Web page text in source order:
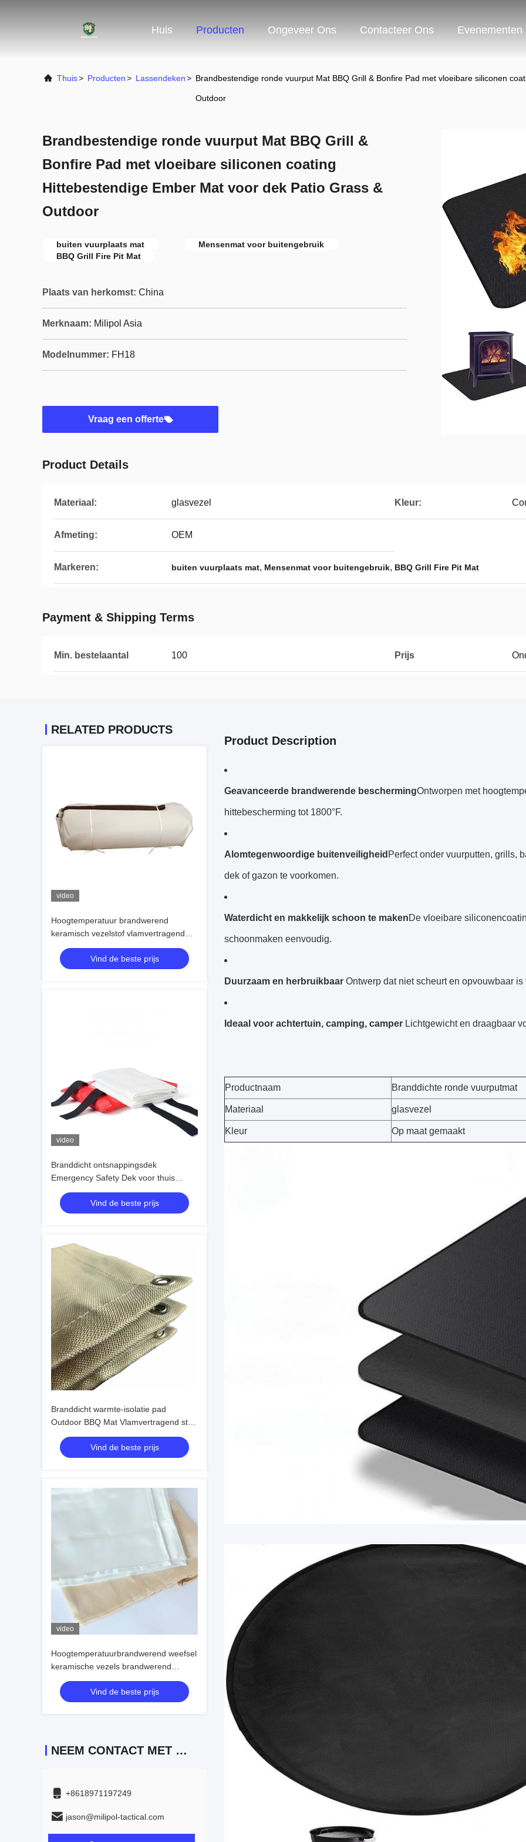
Huis Producten Ongeveer Ons Contacteer Ons Evenementen
Thuis> Producten> Lassendeken> Brandbestendige ronde vuurput Mat BBQ Grill & Bonfire Pad met vloeibare siliconen
Outdoor
Brandbestendige ronde vuurput Mat BBQ Grill &
Bonfire Pad met vloeibare siliconen coating
Hittebestendige Ember Mat voor dek Patio Grass &
Outdoor
buiten vuurplaats mat
Mensenmat voor buitengebruik
BBQ Grill Fire Pit Mat
Plaats van herkomst: China
Merknaam: Milipol Asia
Modelnummer: FH18
Vraag een offerte
Product Details
Materiaal: glasvezel Kleur:
Afmeting: OEM
Markeren: buiten vuurplaats mat, Mensenmat voor buitengebruik, BBQ Grill Fire Pit Mat
Payment & Shipping Terms
Min. bestelaantal 100 Prijs
RELATED PRODUCTS
video
Hoogtemperatuur brandwerend
keramisch vezelstof vlamvertragend
Automobiel branddek groothandel
Vind de beste prijs
video
Branddicht ontsnappingsdek
Emergency Safety Dek voor thuis
Keuken Brandredding Duurzaam
Huishoudelijk Eigendomsbeheer
Zelfreddingsmiddelen
Vind de beste prijs
Branddicht warmte-isolatie pad
Outdoor BBQ Mat Vlamvertragend stof
Kom vloer mat brandblussend deken
Vind de beste prijs
video
Hoogtemperatuurbrandwerend weefsel
keramische vezels brandwerend
weefsel vlamvertragend
hoogtemperatuur lassen beschermend
deken Groothandel
Vind de beste prijs
NEEM CONTACT MET ONS OP
+8618971197249
jason@milipol-tactical.com
Product Description
Geavanceerde brandwerende beschermingOntworpen met
hittebescherming tot 1800°F.
Alomtegenwoordige buitenveiligheid Perfect onder vuurputten, grills,
dek of gazon te voorkomen.
Waterdicht en makkelijk schoon te makenDe vloeibare
schoonmaken eenvoudig.
Duurzaam en herbruikbaar Ontwerp dat niet scheurt en opvouwbaar
Ideaal voor achtertuin, camping, camper Lichtgewicht en draagbaar
Productnaam Branddichte ronde vuurputmat
Materiaal glasvezel
Kleur Op maat gemaakt